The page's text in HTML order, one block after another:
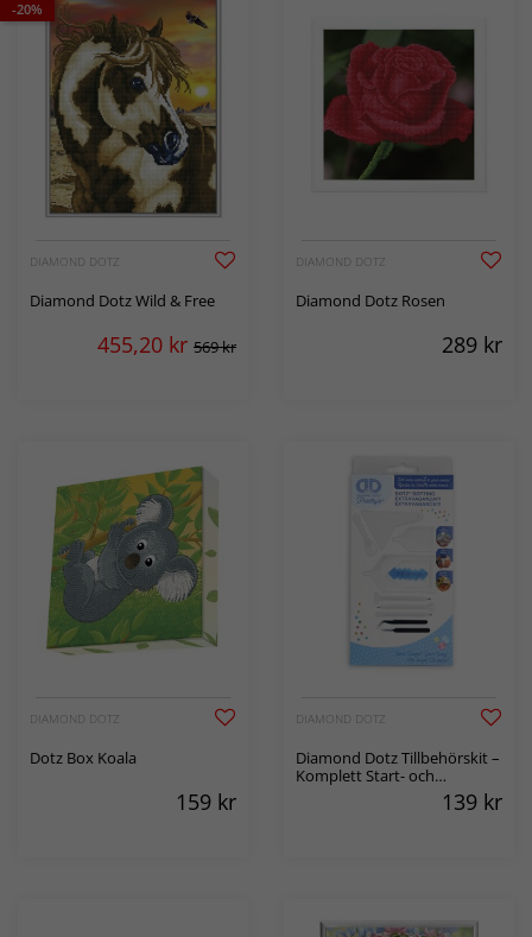
-20%
DIAMOND DOTZ
Diamond Dotz Wild & Free
455,20 kr 569 kr
DIAMOND DOTZ
Diamond Dotz Rosen
289 kr
DIAMOND DOTZ
Dotz Box Koala
159 kr
DIAMOND DOTZ
Diamond Dotz Tillbehörskit –
Komplett Start- och
139 kr